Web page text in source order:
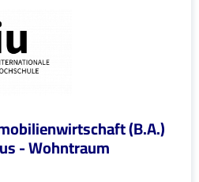
(B.A.)
- Wohntraum